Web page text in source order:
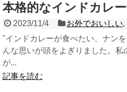
本格的なインドカレ
2023/11/4 お外でおいしい,
"インドカレーが食べたい、ナン
んな思いが頭をよぎりました。
が...
記事を読む